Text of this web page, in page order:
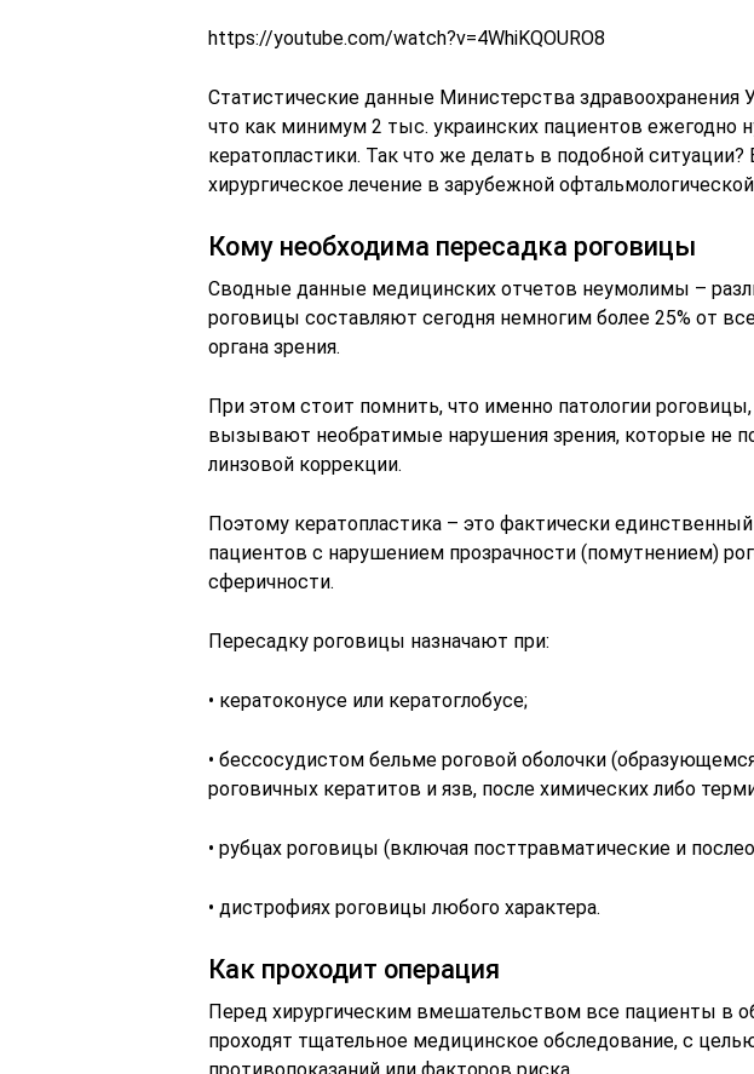
https://youtube.com/watch?v=4WhiKQOURO8
Статистические данные Министерства здравоохранения
что как минимум 2 тыс. украинских пациентов ежегодно
кератопластики. Так что же делать в подобной
хирургическое лечение в зарубежной
Кому необходима пересадка роговицы
Сводные данные медицинских отчетов неумолимы –
роговицы составляют сегодня немногим более 25% от
органа зрения.
При этом стоит помнить, что именно патологии
вызывают необратимые нарушения зрения, которые не
линзовой коррекции.
Поэтому кератопластика – это фактически
пациентов с нарушением прозрачности (помутнением)
сферичности.
Пересадку роговицы назначают при:
• кератоконусе или кератоглобусе;
• бессосудистом бельме роговой оболочки
роговичных кератитов и язв, после химических либо
• рубцах роговицы (включая посттравматические и
• дистрофиях роговицы любого характера.
Как проходит операция
Перед хирургическим вмешательством все пациенты в
проходят тщательное медицинское обследование, с